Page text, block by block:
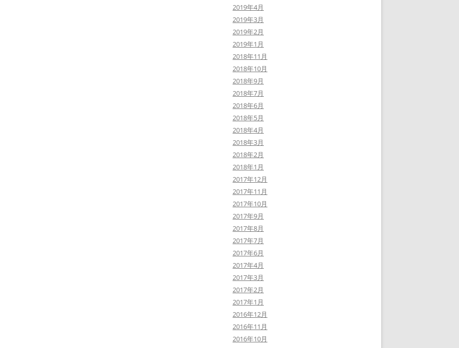
2019年4月
2019年3月
2019年2月
2019年1月
2018年11月
2018年10月
2018年9月
2018年7月
2018年6月
2018年5月
2018年4月
2018年3月
2018年2月
2018年1月
2017年12月
2017年11月
2017年10月
2017年9月
2017年8月
2017年7月
2017年6月
2017年4月
2017年3月
2017年2月
2017年1月
2016年12月
2016年11月
2016年10月